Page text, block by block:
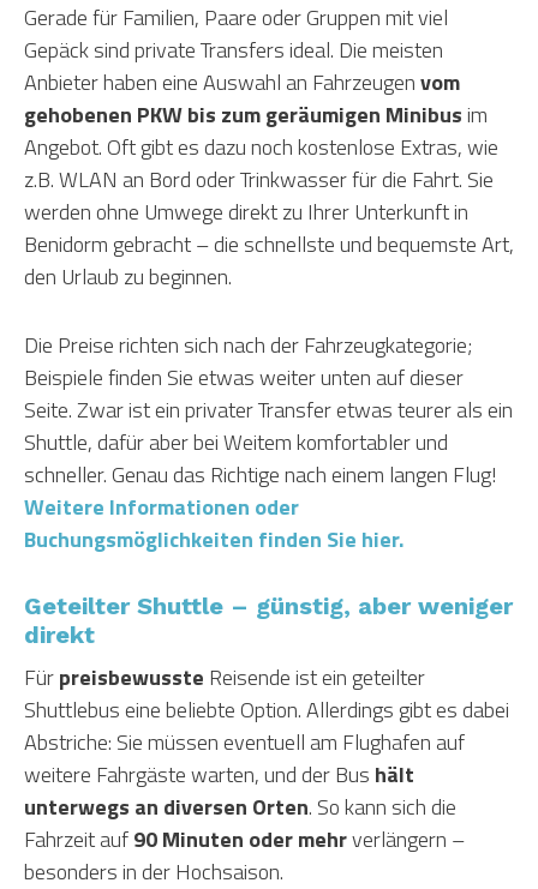
Gerade für Familien, Paare oder Gruppen mit viel
Gepäck sind private Transfers ideal. Die meisten
Anbieter haben eine Auswahl an Fahrzeugenvom
gehobenen PKW bis zum geräumigen Minibusim
Angebot. Oft gibt es dazu noch kostenlose Extras, wie
z.B. WLAN an Bord oder Trinkwasser für die Fahrt. Sie
werden ohne Umwege direkt zu Ihrer Unterkunft in
Benidorm gebracht – die schnellste und bequemste Art,
den Urlaub zu beginnen.
Die Preise richten sich nach der Fahrzeugkategorie;
Beispiele finden Sie etwas weiter unten auf dieser
Seite. Zwar ist ein privater Transfer etwas teurer als ein
Shuttle, dafür aber bei Weitem komfortabler und
schneller. Genau das Richtige nach einem langen Flug!
Weitere Informationen oder
Buchungsmöglichkeiten finden Sie hier.
Geteilter Shuttle – günstig, aber weniger
direkt
Fürpreisbewusste Reisende ist ein geteilter
Shuttlebus eine beliebte Option. Allerdings gibt es dabei
Abstriche: Sie müssen eventuell am Flughafen auf
weitere Fahrgäste warten, und der Bus hält
unterwegs an diversen Orten. So kann sich die
Fahrzeit auf90 Minuten oder mehrverlängern –
besonders in der Hochsaison.